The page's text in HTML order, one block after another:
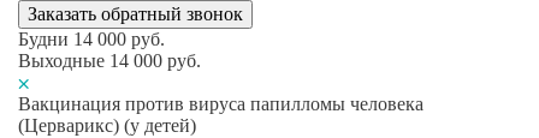
Заказать обратный звонок
Будни 14 000 руб.
Выходные 14 000 руб.
Вакцинация против вируса папилломы человека
(Церварикс) (у детей)